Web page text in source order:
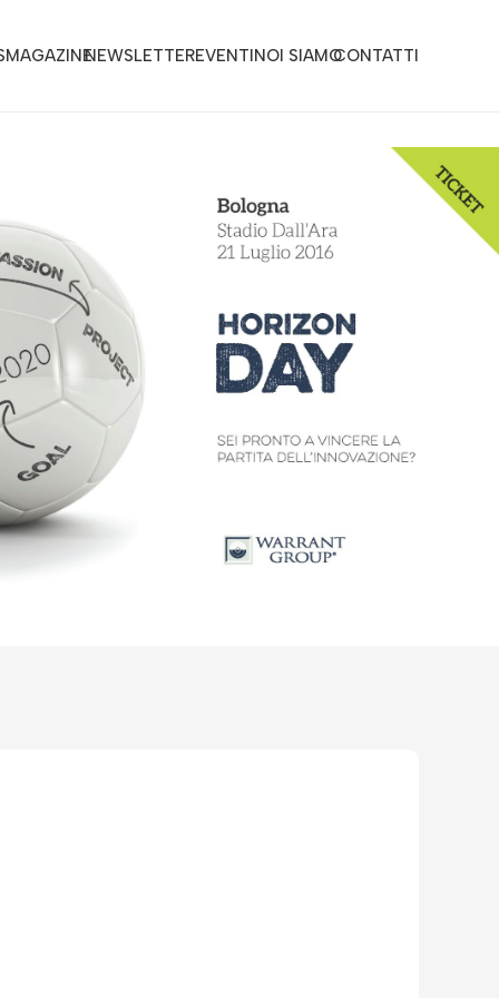
MAGAZINENEWSLETTEREVENTINOI SIAMOCONTATTI